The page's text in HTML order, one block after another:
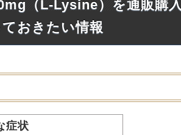
（L-Lysine）を通販購
おきたい情報
症状